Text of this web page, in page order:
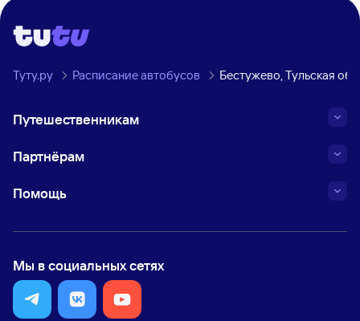
Туту.ру Расписание автобусов Бестужево, Тульская
Путешественникам
Партнёрам
Помощь
Мы в социальных сетях